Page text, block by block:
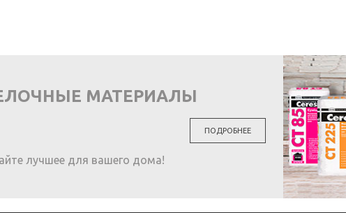
МАТЕРИАЛЫ
лучшее для вашего дома!
ПОДРОБНЕЕ